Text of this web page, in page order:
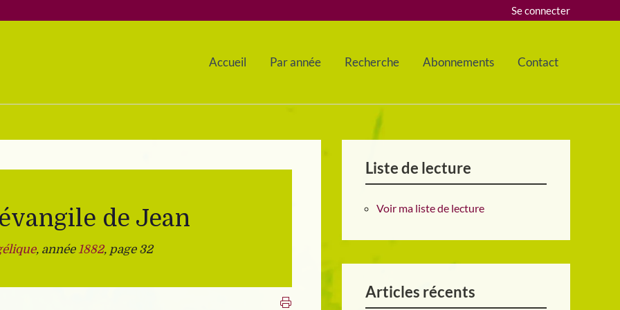
Se connecter
Accueil Par année Recherche Abonnements Contact
de Jean
, année 1882, page 32
Liste de lecture
Voir ma liste de lecture
Articles récents